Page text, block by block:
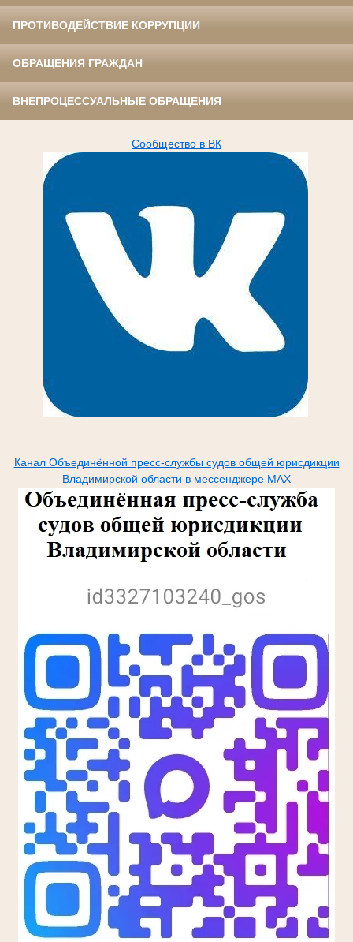
ПРОТИВОДЕЙСТВИЕ КОРРУПЦИИ
ОБРАЩЕНИЯ ГРАЖДАН
ВНЕПРОЦЕССУАЛЬНЫЕ ОБРАЩЕНИЯ
Сообщество в ВК
Канал Объединённой пресс-службы судов общей юрисдикции
Владимирской области в мессенджере МАХ